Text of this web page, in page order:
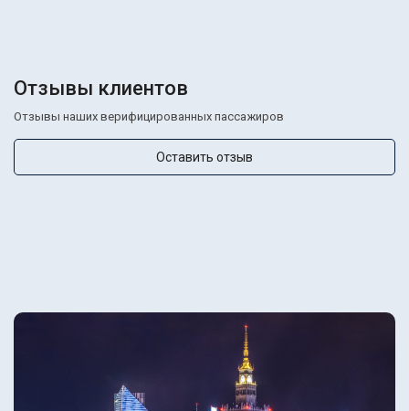
Отзывы клиентов
Отзывы наших верифицированных пассажиров
Оставить отзыв